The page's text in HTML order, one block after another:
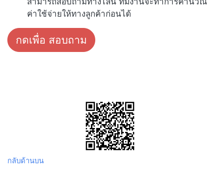
ค่าใช้จ่ายให้ทางลูกค้าก่อนได้
กดเพื่อ สอบถาม
กลับด้านบน